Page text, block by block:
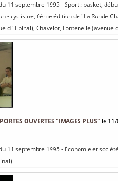
11 septembre 1995 - Sport : basket,
- cyclisme, 6éme édition de "La Ronde
d ' Epinal), Chavelot, Fontenelle (avenue
OUVERTES "IMAGES PLUS" le
11 septembre 1995 - Économie et